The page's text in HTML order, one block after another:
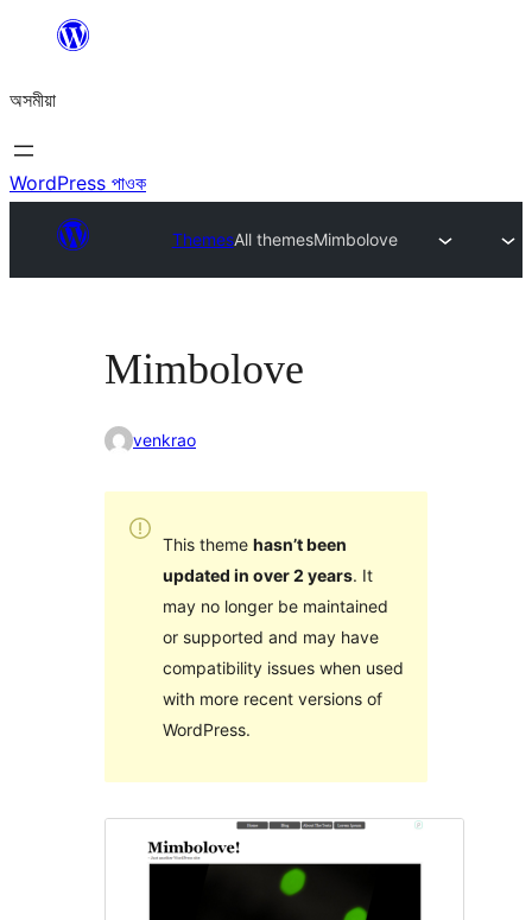
বিষয়বস্তুলৈ
যাওক
অসমীয়া
WordPress পাওক
ThemesAll themesMimbolove
Mimbolove
venkrao
This theme hasn’t been
updated in over 2 years. It
may no longer be maintained
or supported and may have
compatibility issues when used
with more recent versions of
WordPress.